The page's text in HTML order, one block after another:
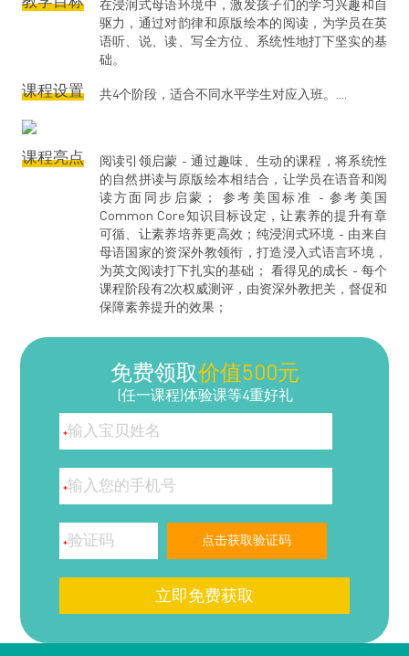
在浸润式母语环境中，激发孩子们的学习兴趣和自
驱力，通过对韵律和原版绘本的阅读，为学员在英
语听、说、读、写全方位、系统性地打下坚实的基
础。
课程设置 共4个阶段，适合不同水平学生对应入班。....
课程亮点
阅读引领启蒙 - 通过趣味、生动的课程，将系统性
的自然拼读与原版绘本相结合，让学员在语音和阅
读方面同步启蒙； 参考美国标准 - 参考美国
Common Core知识目标设定，让素养的提升有章
可循、让素养培养更高效；纯浸润式环境 - 由来自
母语国家的资深外教领衔，打造浸入式语言环境，
为英文阅读打下扎实的基础； 看得见的成长 - 每个
课程阶段有2次权威测评，由资深外教把关，督促和
保障素养提升的效果；
免费领取价值500元
(任一课程)体验课等4重好礼
*
*
* 点击获取验证码